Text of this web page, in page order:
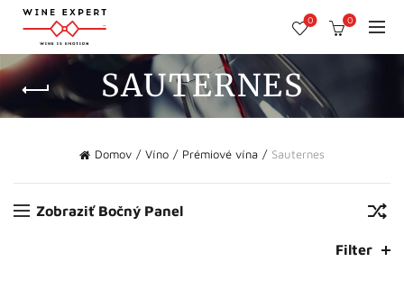
0 0
SAUTERNES
Domov Víno Prémiové vína Sauternes
Zobraziť Bočný Panel
Filter